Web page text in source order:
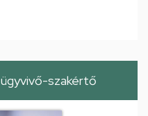
ügyvivő-szakértő